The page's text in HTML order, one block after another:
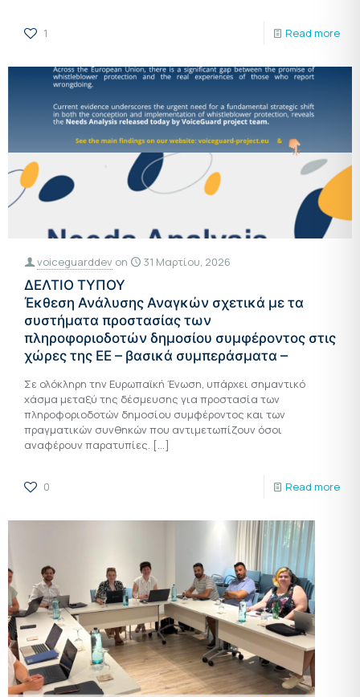
1 Read more
voiceguarddev on 31 Μαρτίου, 2026
ΔΕΛΤΙΟ ΤΥΠΟΥ
Έκθεση Ανάλυσης Αναγκών σχετικά με τα
συστήματα προστασίας των
πληροφοριοδοτών δημοσίου συμφέροντος στις
χώρες της ΕΕ – βασικά συμπεράσματα –
Σε ολόκληρη την Ευρωπαϊκή Ένωση, υπάρχει σημαντικό
χάσμα μεταξύ της δέσμευσης για προστασία των
πληροφοριοδοτών δημοσίου συμφέροντος και των
πραγματικών συνθηκών που αντιμετωπίζουν όσοι
αναφέρουν παρατυπίες. […]
0 Read more